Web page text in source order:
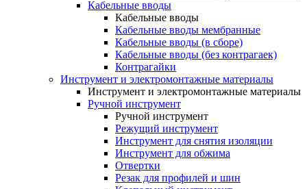
Кабельные вводы
Кабельные вводы
Кабельные вводы мембранные
Кабельные вводы (в сборе)
Кабельные вводы (без контрагаек)
Контрагайки
Инструмент и электромонтажные материалы
Инструмент и электромонтажные материалы
Ручной инструмент
Ручной инструмент
Режущий инструмент
Инструмент для снятия изоляции
Инструмент для обжима
Отвертки
Резак для профилей и шин